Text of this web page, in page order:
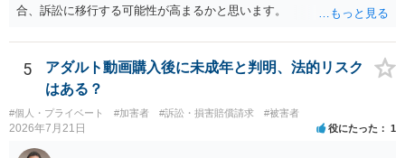
合、訴訟に移行する可能性が高まるかと思います。
5
アダルト動画購入後に未成年と判明、法的リスク
はある？
#個人・プライベート #加害者 #訴訟・損害賠償請求 #被害者
2026年7月21日 役にたった 1